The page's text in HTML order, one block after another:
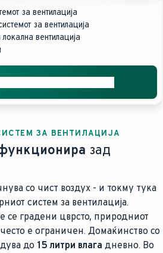
за вентилација
за вентилација
вентилација
ЗА ВЕНТИЛАЦИЈА
зад
со чист воздух - и токму тука
систем за вентилација.
се градени цврсто, природниот
е ограничен. Домаќинство со
до 15 литри влага дневно. Во